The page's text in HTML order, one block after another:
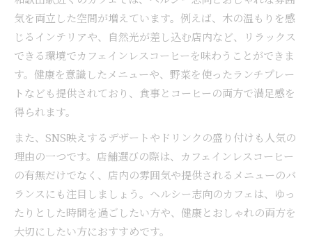
気を両立した空間が増えています。例えば、木の温もりを感
じるインテリアや、自然光が差し込む店内など、リラックス
できる環境でカフェインレスコーヒーを味わうことができま
す。健康を意識したメニューや、野菜を使ったランチプレー
トなども提供されており、食事とコーヒーの両方で満足感を
得られます。
また、SNS映えするデザートやドリンクの盛り付けも人気の
理由の一つです。店舗選びの際は、カフェインレスコーヒー
の有無だけでなく、店内の雰囲気や提供されるメニューのバ
ランスにも注目しましょう。ヘルシー志向のカフェは、ゆっ
たりとした時間を過ごしたい方や、健康とおしゃれの両方を
大切にしたい方におすすめです。